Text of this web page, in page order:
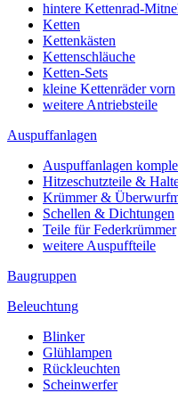
hintere Kettenrad-
Ketten
Kettenkästen
Kettenschläuche
Ketten-Sets
kleine Kettenräder vorn
weitere Antriebsteile
Auspuffanlagen
Auspuffanlagen
Hitzeschutzteile &
Krümmer &
Schellen & Dichtungen
Teile für Federkrümmer
weitere Auspuffteile
Baugruppen
Beleuchtung
Blinker
Glühlampen
Rückleuchten
Scheinwerfer